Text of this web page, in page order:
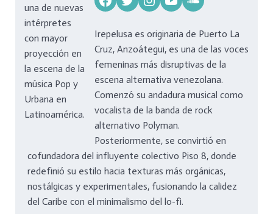
una de nuevas
intérpretes
con mayor
proyección en
la escena de la
música Pop y
Urbana en
Latinoamérica.
Irepelusa es originaria de Puerto La
Cruz, Anzoátegui, es una de las voces
femeninas más disruptivas de la
escena alternativa venezolana.
Comenzó su andadura musical como
vocalista de la banda de rock
alternativo Polyman.
Posteriormente, se convirtió en
cofundadora del influyente colectivo Piso 8, donde
redefinió su estilo hacia texturas más orgánicas,
nostálgicas y experimentales, fusionando la calidez
del Caribe con el minimalismo del lo-fi.